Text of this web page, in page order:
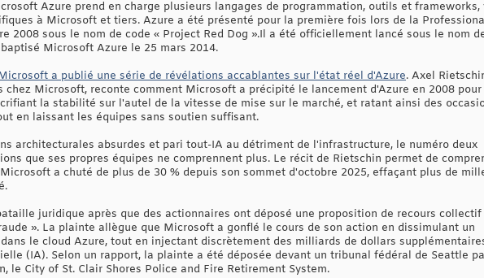
Azure prend en charge plusieurs langages de programmation, outils et frameworks,
à Microsoft et tiers. Azure a été présenté pour la première fois lors de la
2008 sous le nom de code « Project Red Dog ».Il a été officiellement lancé sous le nom
Microsoft Azure le 25 mars 2014.
a publié une série de révélations accablantes sur l'état réel d'Azure. Axel
Microsoft, reconte comment Microsoft a précipité le lancement d'Azure en 2008 pour
la stabilité sur l'autel de la vitesse de mise sur le marché, et ratant ainsi des
en laissant les équipes sans soutien suffisant.
architecturales absurdes et pari tout-IA au détriment de l'infrastructure, le numéro deux
que ses propres équipes ne comprennent plus. Le récit de Rietschin permet de
a chuté de plus de 30 % depuis son sommet d'octobre 2025, effaçant plus de
juridique après que des actionnaires ont déposé une proposition de recours collectif
». La plainte allègue que Microsoft a gonflé le cours de son action en dissimulant un
le cloud Azure, tout en injectant discrètement des milliards de dollars
(IA). Selon un rapport, la plainte a été déposée devant un tribunal fédéral de Seattle
le City of St. Clair Shores Police and Fire Retirement System.